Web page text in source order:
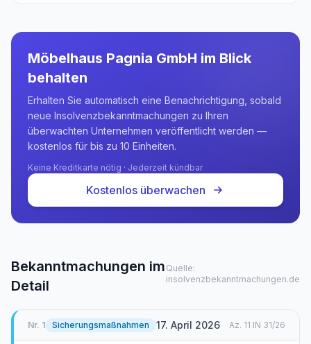
Möbelhaus Pagnia GmbH im Blick
behalten
Erhalten Sie automatisch eine Benachrichtigung, sobald
neue Insolvenzbekanntmachungen zu Ihren
überwachten Unternehmen veröffentlicht werden —
kostenlos für bis zu 10 Einheiten.
Keine Kreditkarte nötig · Jederzeit kündbar
Kostenlos überwachen
Bekanntmachungen im
Detail
Quelle:
insolvenzbekanntmachungen.de
Nr. 1 Sicherungsmaßnahmen 17. April 2026 Az. 11 IN 31/26